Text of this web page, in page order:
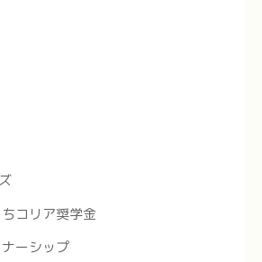
コリア奨学金
ーシップ